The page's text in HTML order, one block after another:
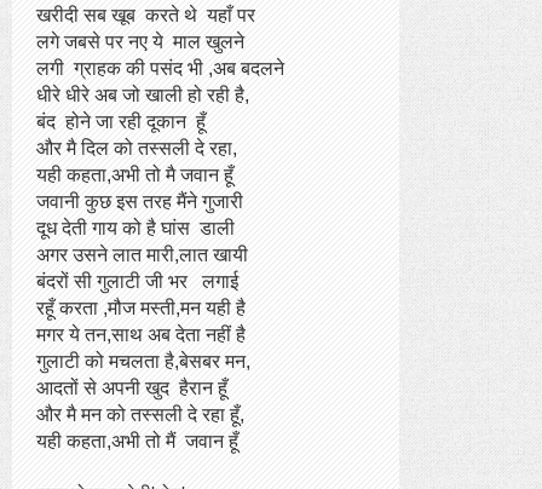
खरीदी सब खूब करते थे यहाँ पर
लगे जबसे पर नए ये माल खुलने
लगी ग्राहक की पसंद भी ,अब बदलने
धीरे धीरे अब जो खाली हो रही है,
बंद होने जा रही दूकान हूँ
और मै दिल को तस्सली दे रहा,
यही कहता,अभी तो मै जवान हूँ
जवानी कुछ इस तरह मैंने गुजारी
दूध देती गाय को है घांस डाली
अगर उसने लात मारी,लात खायी
बंदरों सी गुलाटी जी भर लगाई
रहूँ करता ,मौज मस्ती,मन यही है
मगर ये तन,साथ अब देता नहीं है
गुलाटी को मचलता है,बेसबर मन,
आदतों से अपनी खुद हैरान हूँ
और मै मन को तस्सली दे रहा हूँ,
यही कहता,अभी तो मैं जवान हूँ